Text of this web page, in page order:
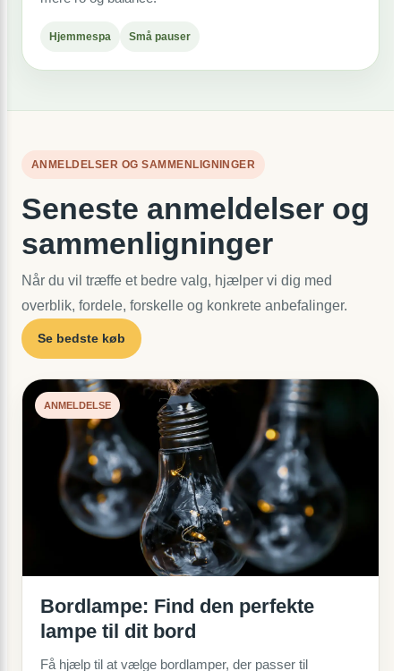
Hjemmespa Små pauser
ANMELDELSER OG SAMMENLIGNINGER
Seneste anmeldelser og
sammenligninger
Når du vil træffe et bedre valg, hjælper vi dig med
overblik, fordele, forskelle og konkrete anbefalinger.
Se bedste køb
ANMELDELSE
Bordlampe: Find den perfekte
lampe til dit bord
Få hjælp til at vælge bordlamper, der passer til